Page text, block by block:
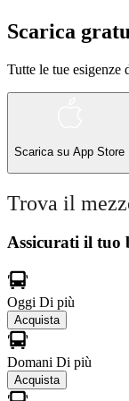
Scarica
Tutte le tue
Scarica su App Store
Trova il
Assicurati il ​​tuo
Oggi Di più
Acquista
Domani Di più
Acquista